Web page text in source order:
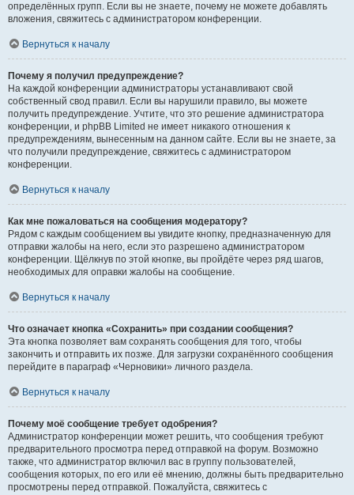
определённых групп. Если вы не знаете, почему не можете добавлять
вложения, свяжитесь с администратором конференции.
Вернуться к началу
Почему я получил предупреждение?
На каждой конференции администраторы устанавливают свой
собственный свод правил. Если вы нарушили правило, вы можете
получить предупреждение. Учтите, что это решение администратора
конференции, и phpBB Limited не имеет никакого отношения к
предупреждениям, вынесенным на данном сайте. Если вы не знаете, за
что получили предупреждение, свяжитесь с администратором
конференции.
Вернуться к началу
Как мне пожаловаться на сообщения модератору?
Рядом с каждым сообщением вы увидите кнопку, предназначенную для
отправки жалобы на него, если это разрешено администратором
конференции. Щёлкнув по этой кнопке, вы пройдёте через ряд шагов,
необходимых для оправки жалобы на сообщение.
Вернуться к началу
Что означает кнопка «Сохранить» при создании сообщения?
Эта кнопка позволяет вам сохранять сообщения для того, чтобы
закончить и отправить их позже. Для загрузки сохранённого сообщения
перейдите в параграф «Черновики» личного раздела.
Вернуться к началу
Почему моё сообщение требует одобрения?
Администратор конференции может решить, что сообщения требуют
предварительного просмотра перед отправкой на форум. Возможно
также, что администратор включил вас в группу пользователей,
сообщения которых, по его или её мнению, должны быть предварительно
просмотрены перед отправкой. Пожалуйста, свяжитесь с